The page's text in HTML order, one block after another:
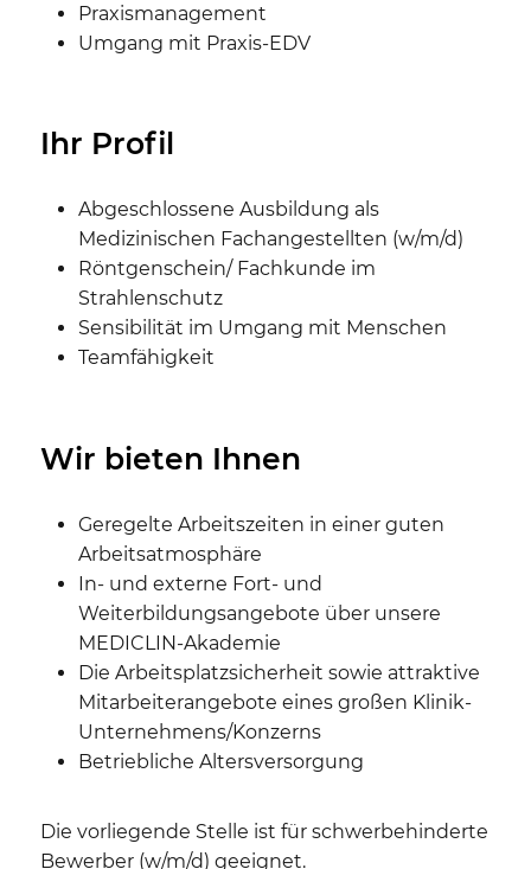
Praxismanagement
Umgang mit Praxis-EDV
Ihr Profil
Abgeschlossene Ausbildung als
Medizinischen Fachangestellten (w/m/d)
Röntgenschein/ Fachkunde im
Strahlenschutz
Sensibilität im Umgang mit Menschen
Teamfähigkeit
Wir bieten Ihnen
Geregelte Arbeitszeiten in einer guten
Arbeitsatmosphäre
In- und externe Fort- und
Weiterbildungsangebote über unsere
MEDICLIN-Akademie
Die Arbeitsplatzsicherheit sowie attraktive
Mitarbeiterangebote eines großen Klinik-
Unternehmens/Konzerns
Betriebliche Altersversorgung
Die vorliegende Stelle ist für schwerbehinderte
Bewerber (w/m/d) geeignet.